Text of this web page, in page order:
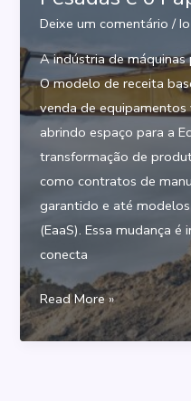
de
Pesadas
Deixe um comentário /
A indústria de máquinas
O modelo de receita
venda de
abrindo espaço para a
transformação de
como contratos de
garantido e até
(EaaS). Essa mudança
conecta
A
Ascensão
da
Read More »